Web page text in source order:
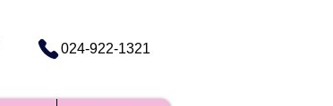
024-922-1321